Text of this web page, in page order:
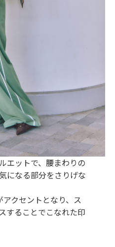
エットで、腰まわりの
になる部分をさりげな
クセントとなり、ス
することでこなれた印